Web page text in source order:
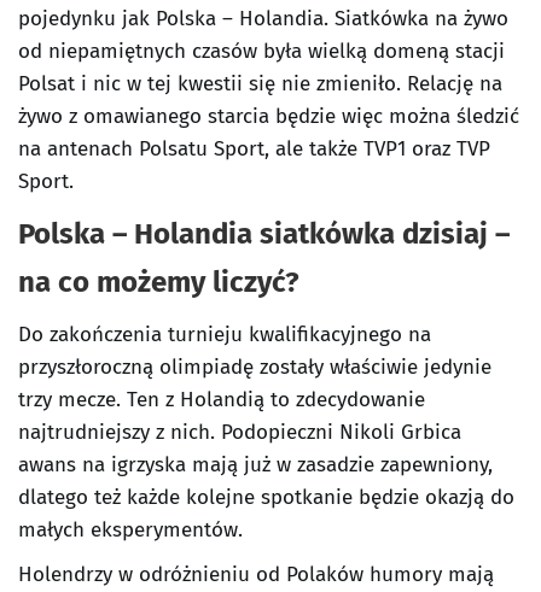
pojedynku jak Polska – Holandia. Siatkówka na żywo
od niepamiętnych czasów była wielką domeną stacji
Polsat i nic w tej kwestii się nie zmieniło. Relację na
żywo z omawianego starcia będzie więc można śledzić
na antenach Polsatu Sport, ale także TVP1 oraz TVP
Sport.
Polska – Holandia siatkówka dzisiaj –
na co możemy liczyć?
Do zakończenia turnieju kwalifikacyjnego na
przyszłoroczną olimpiadę zostały właściwie jedynie
trzy mecze. Ten z Holandią to zdecydowanie
najtrudniejszy z nich. Podopieczni Nikoli Grbica
awans na igrzyska mają już w zasadzie zapewniony,
dlatego też każde kolejne spotkanie będzie okazją do
małych eksperymentów.
Holendrzy w odróżnieniu od Polaków humory mają